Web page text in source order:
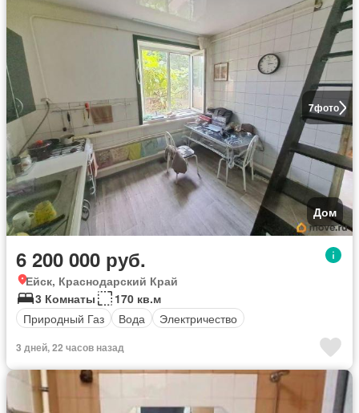
7фото
Дом
6 200 000 руб.
Ейск, Краснодарский Край
3 Комнаты
170 кв.м
Природный Газ
Вода Электричество
3 дней, 22 часов назад